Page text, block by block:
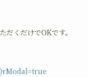
だくだけでOKです。